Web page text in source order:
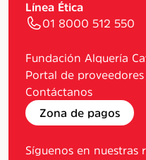
Línea Ética
01 8000 512 550
Fundación Alquería
Portal de proveedores
Contáctanos
Zona de pagos
Síguenos en nuestras